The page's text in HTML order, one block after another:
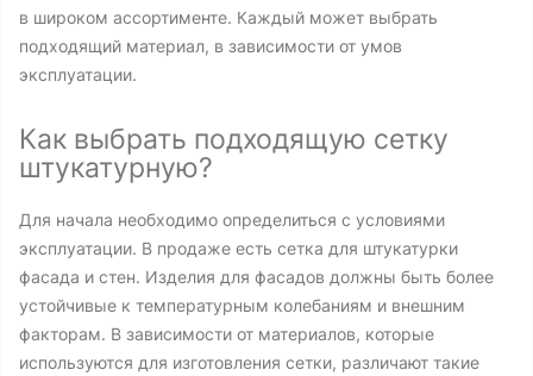
в широком ассортименте. Каждый может выбрать
подходящий материал, в зависимости от умов
эксплуатации.
Как выбрать подходящую сетку
штукатурную?
Для начала необходимо определиться с условиями
эксплуатации. В продаже есть сетка для штукатурки
фасада и стен. Изделия для фасадов должны быть более
устойчивые к температурным колебаниям и внешним
факторам. В зависимости от материалов, которые
используются для изготовления сетки, различают такие